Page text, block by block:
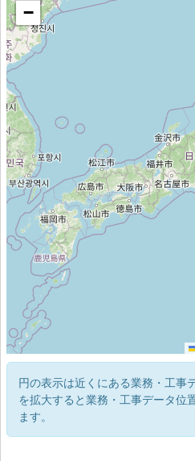
−
円の表示は近くにある業務・工事
を拡大すると業務・工事データ位
ます。